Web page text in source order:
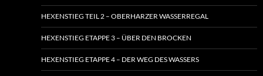
HEXENSTIEG TEIL 2 – OBERHARZER WASSERREGAL
HEXENSTIEG ETAPPE 3 – ÜBER DEN BROCKEN
HEXENSTIEG ETAPPE 4 – DER WEG DES WASSERS